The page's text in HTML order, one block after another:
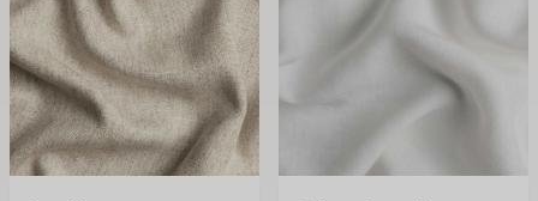
Hotelgardiner
Fabric samples